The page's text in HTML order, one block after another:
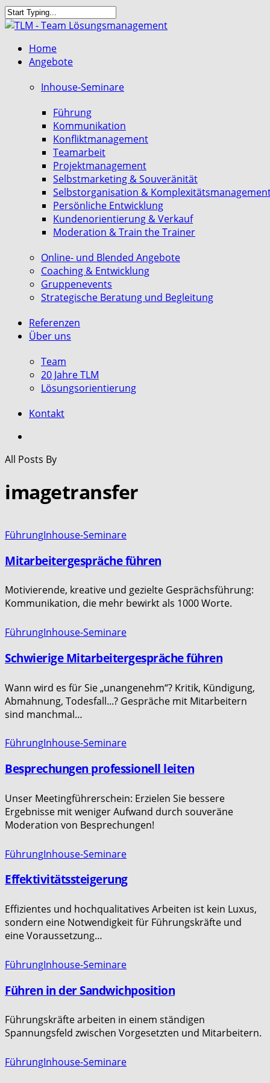
Skip
to
content
Close
search
MenuHome
Angebote
Inhouse-Seminare
Führung
Kommunikation
Konfliktmanagement
Teamarbeit
Projektmanagement
Selbstmarketing & Souveränität
Selbstorganisation &
Persönliche Entwicklung
Kundenorientierung & Verkauf
Moderation & Train the Trainer
Online- und Blended Angebote
Coaching & Entwicklung
Gruppenevents
Strategische Beratung und Begleitung
Referenzen
Über uns
Team
20 Jahre TLM
Lösungsorientierung
Kontakt
All Posts By
imagetransfer
FührungInhouse-Seminare
Mitarbeitergespräche führen
Motivierende, kreative und gezielte Gesprächsführung:
Kommunikation, die mehr bewirkt als 1000 Worte.
FührungInhouse-Seminare
Schwierige Mitarbeitergespräche führen
Wann wird es für Sie „unangenehm“? Kritik, Kündigung,
Abmahnung, Todesfall...? Gespräche mit Mitarbeitern
sind manchmal…
FührungInhouse-Seminare
Besprechungen professionell leiten
Unser Meetingführerschein: Erzielen Sie bessere
Ergebnisse mit weniger Aufwand durch souveräne
Moderation von Besprechungen!
FührungInhouse-Seminare
Effektivitätssteigerung
Effizientes und hochqualitatives Arbeiten ist kein Luxus,
sondern eine Notwendigkeit für Führungskräfte und
eine Voraussetzung…
FührungInhouse-Seminare
Führen in der Sandwichposition
Führungskräfte arbeiten in einem ständigen
Spannungsfeld zwischen Vorgesetzten und Mitarbeitern.
FührungInhouse-Seminare